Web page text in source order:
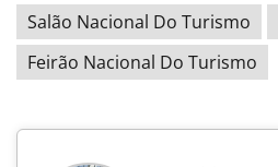
Salão Nacional Do Turismo
Feirão Nacional Do Turismo